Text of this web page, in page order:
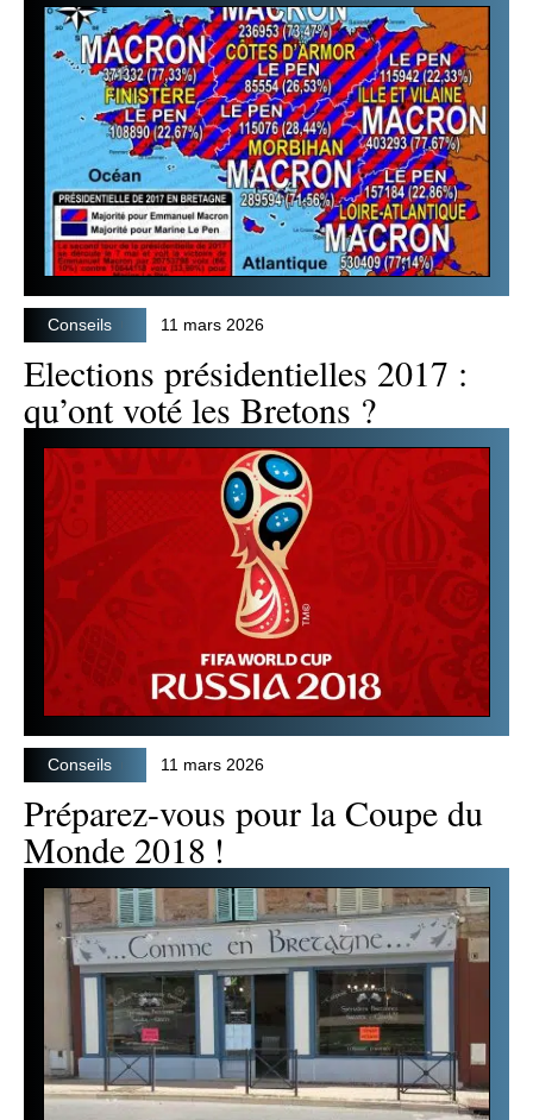
Conseils 11 mars 2026
Elections présidentielles 2017 :
qu’ont voté les Bretons ?
Conseils 11 mars 2026
Préparez-vous pour la Coupe du
Monde 2018 !